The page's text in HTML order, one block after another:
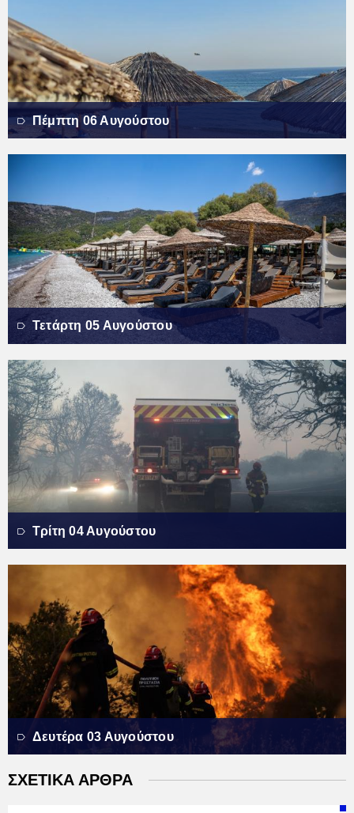
Πέμπτη 06 Αυγούστου
Τετάρτη 05 Αυγούστου
Τρίτη 04 Αυγούστου
Δευτέρα 03 Αυγούστου
ΣΧΕΤΙΚΑ ΑΡΘΡΑ